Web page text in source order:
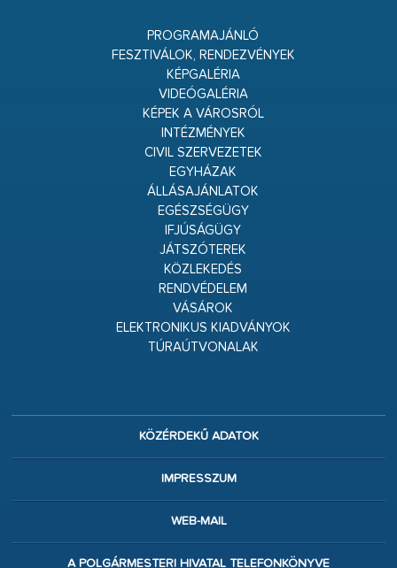
PROGRAMAJÁNLÓ
FESZTIVÁLOK, RENDEZVÉNYEK
KÉPGALÉRIA
VIDEÓGALÉRIA
KÉPEK A VÁROSRÓL
INTÉZMÉNYEK
CIVIL SZERVEZETEK
EGYHÁZAK
ÁLLÁSAJÁNLATOK
EGÉSZSÉGÜGY
IFJÚSÁGÜGY
JÁTSZÓTEREK
KÖZLEKEDÉS
RENDVÉDELEM
VÁSÁROK
ELEKTRONIKUS KIADVÁNYOK
TÚRAÚTVONALAK
KÖZÉRDEKŰ ADATOK
IMPRESSZUM
WEB-MAIL
A POLGÁRMESTERI HIVATAL TELEFONKÖNYVE